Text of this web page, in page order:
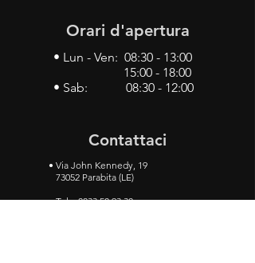
Orari d'apertura
• Lun - Ven: 08:30 - 13:00
15:00 - 18:00
• Sab: 08:30 - 12:00
Contattaci
• Via John Kennedy, 19
73052 Parabita (LE)
• Tel:0833 50 93 30